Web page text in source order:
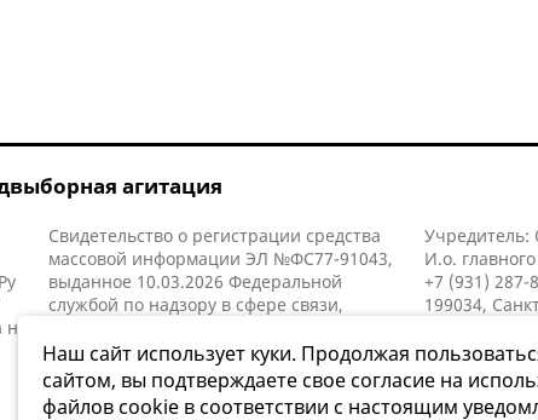
агитация
на
Свидетельство о регистрации средства
массовой информации ЭЛ №ФС77-91043,
выданное 10.03.2026 Федеральной
службой по надзору в сфере связи,
коммуникаций (Роскомнадзор).
И.о.
+7 (931) 287-
199034,
Наш сайт использует куки. Продолжая
сайтом, вы подтверждаете свое согласие на
файлов cookie в соответствии с настоящим